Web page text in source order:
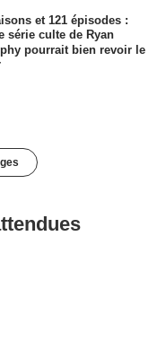
et 121 épisodes :
série culte de Ryan
pourrait bien revoir le